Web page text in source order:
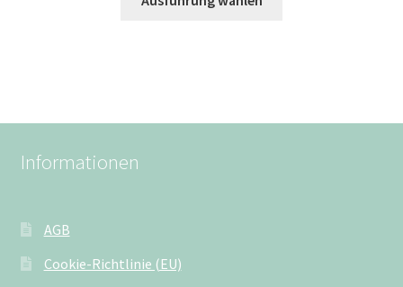
Informationen
AGB
Cookie-Richtlinie (EU)